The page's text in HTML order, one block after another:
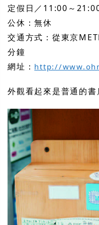
定假日／11:00～
公休：無休
交通方式：從東京
分鐘
網址： http://
外觀看起來是普通的書